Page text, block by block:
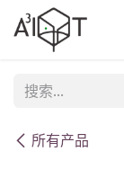
跳至内容
所有产品